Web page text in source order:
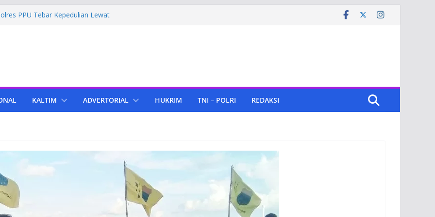
PPU Tebar Kepedulian Lewat
Cepu
di KIPP Karena Jual Air Mineral
Bupati PPU Dukung
Lampu, Polres PPU Ringkus Pria
KALTIM ADVERTORIAL HUKRIM TNI – POLRI REDAKSI